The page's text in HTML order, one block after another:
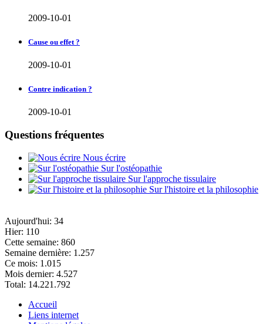
2009-10-01
Cause ou effet ?
2009-10-01
Contre indication ?
2009-10-01
Questions fréquentes
Nous écrire
Sur l'ostéopathie
Sur l'approche tissulaire
Sur l'histoire et la philosophie
Aujourd'hui: 34
Hier: 110
Cette semaine: 860
Semaine dernière: 1.257
Ce mois: 1.015
Mois dernier: 4.527
Total: 14.221.792
Accueil
Liens internet